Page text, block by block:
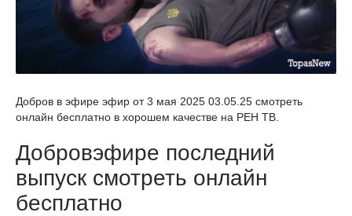
Добров в эфире эфир от 3 мая 2025 03.05.25 смотреть
онлайн бесплатно в хорошем качестве на РЕН ТВ.
Добровэфире последний
выпуск смотреть онлайн
бесплатно